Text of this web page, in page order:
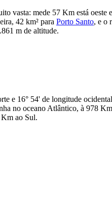
vasta: mede 57 Km está
42 km² para Porto Santo, e o
m de altitude.
e 16° 54' de longitude
no oceano Atlântico, à 978
Km ao Sul.